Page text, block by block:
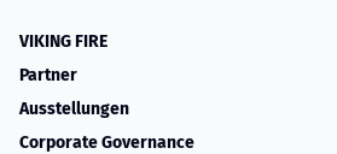
VIKING FIRE
Partner
Ausstellungen
Corporate Governance